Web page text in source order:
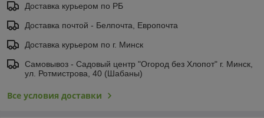
Доставка курьером по РБ
Доставка почтой - Белпочта, Европочта
Доставка курьером по г. Минск
Самовывоз - Садовый центр "Огород без Хлопот" г. Минск,
ул. Ротмистрова, 40 (Шабаны)
Все условия доставки